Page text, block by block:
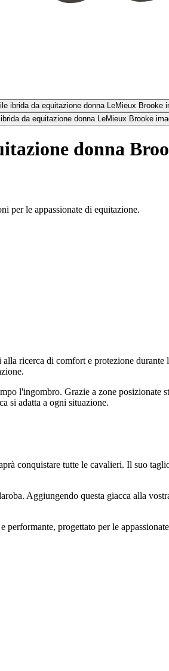
donna
per le appassionate di equitazione.
ricerca di comfort e protezione
l'ingombro. Grazie a zone posizionate
si adatta a ogni situazione.
conquistare tutte le cavalieri. Il suo
Aggiungendo questa giacca alla
progettato per le